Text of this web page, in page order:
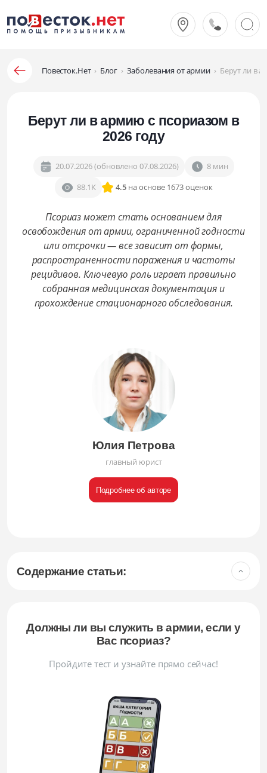
Повесток.Нет › Блог › Заболевания от армии › Берут ли в
Берут ли в армию с псориазом в
2026 году
20.07.2026 (обновлено 07.08.2026)
8 мин
88.1К
4.5 на основе 1673 оценок
Псориаз может стать основанием для
освобождения от армии, ограниченной годности
или отсрочки — все зависит от формы,
распространенности поражения и частоты
рецидивов. Ключевую роль играет правильно
собранная медицинская документация и
прохождение стационарного обследования.
Юлия Петрова
главный юрист
Подробнее об авторе
Содержание статьи:
Должны ли вы служить в армии, если у
Вас псориаз?
Пройдите тест и узнайте прямо сейчас!